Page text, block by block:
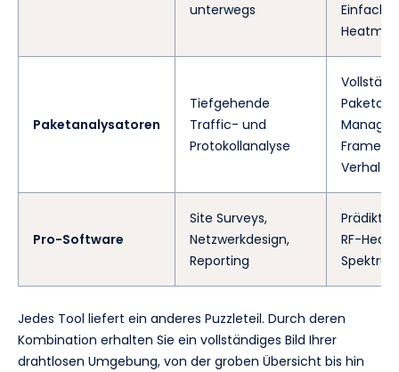
unterwegs
Einfache
Paketanalysatoren
Tiefgehende
Traffic- und
Protokollanalyse
Frames,
Pro-Software
Site Surveys,
Netzwerkdesign,
Reporting
RF-
Jedes Tool liefert ein anderes Puzzleteil. Durch deren
Kombination erhalten Sie ein vollständiges Bild Ihrer
drahtlosen Umgebung, von der groben Übersicht bis hin